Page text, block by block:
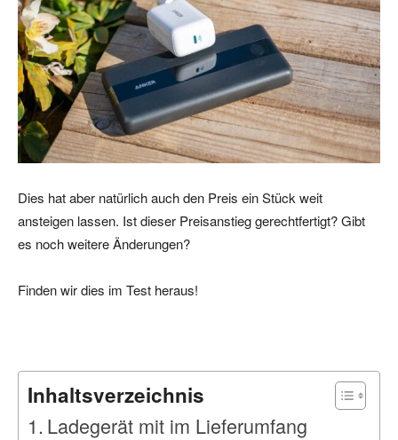
Dies hat aber natürlich auch den Preis ein Stück weit
ansteigen lassen. Ist dieser Preisanstieg gerechtfertigt? Gibt
es noch weitere Änderungen?
Finden wir dies im Test heraus!
Inhaltsverzeichnis
Ladegerät mit im Lieferumfang